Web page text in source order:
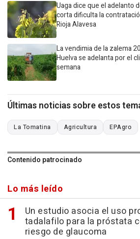
Uaga dice que el adelanto
corta dificulta la
Rioja Alavesa
La vendimia de la zalema
Huelva se adelanta por el
semana
Últimas noticias sobre estos
La Tomatina Agricultura EPAgro
Contenido patrocinado
Lo más leído
Un estudio asocia el uso
tadalafilo para la próstata
riesgo de glaucoma